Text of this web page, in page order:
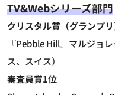
TV&Webシリーズ部門
クリスタル賞（グランプリ
『Pebble Hill』マルジョ
ス、スイス）
審査員賞1位